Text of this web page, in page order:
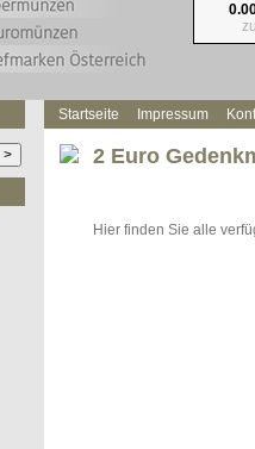
Startseite Impressum
2 Euro
Hier finden Sie alle